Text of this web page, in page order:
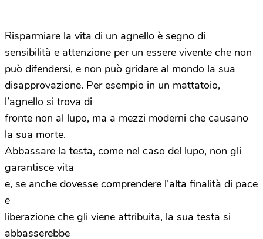
Risparmiare la vita di un agnello è segno di
sensibilità e attenzione per un essere vivente che non
può difendersi, e non può gridare al mondo la sua
disapprovazione. Per esempio in un mattatoio,
l’agnello si trova di
fronte non al lupo, ma a mezzi moderni che causano
la sua morte.
Abbassare la testa, come nel caso del lupo, non gli
garantisce vita
e, se anche dovesse comprendere l’alta finalità di pace
e
liberazione che gli viene attribuita, la sua testa si
abbasserebbe